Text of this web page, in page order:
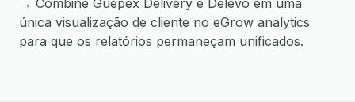
→ Combine Guepex Delivery e Delevo em uma
única visualização de cliente no eGrow analytics
para que os relatórios permaneçam unificados.